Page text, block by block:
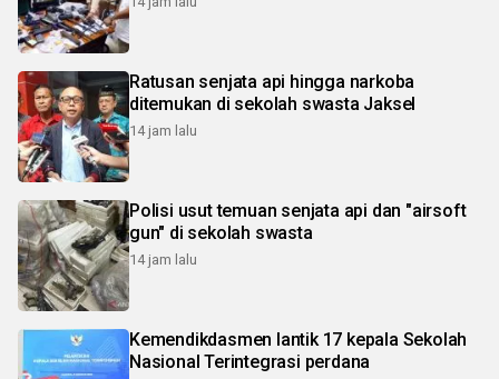
Ratusan senjata api hingga narkoba
ditemukan di sekolah swasta Jaksel
14 jam lalu
Polisi usut temuan senjata api dan "airsoft
gun" di sekolah swasta
14 jam lalu
Kemendikdasmen lantik 17 kepala Sekolah
Nasional Terintegrasi perdana